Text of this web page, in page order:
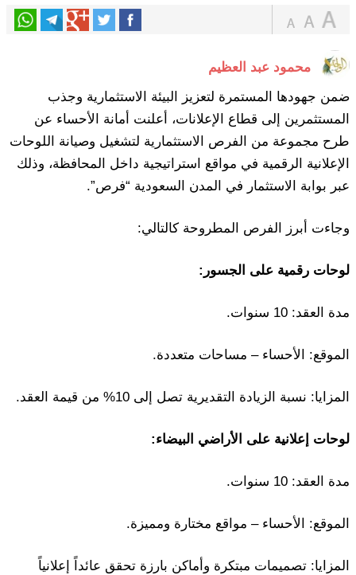
محمود عبد العظيم
ضمن جهودها المستمرة لتعزيز البيئة الاستثمارية وجذب
المستثمرين إلى قطاع الإعلانات، أعلنت أمانة الأحساء عن
طرح مجموعة من الفرص الاستثمارية لتشغيل وصيانة اللوحات
الإعلانية الرقمية في مواقع استراتيجية داخل المحافظة، وذلك
عبر بوابة الاستثمار في المدن السعودية “فرص”.
وجاءت أبرز الفرص المطروحة كالتالي:
لوحات رقمية على الجسور:
مدة العقد: 10 سنوات.
الموقع: الأحساء – مساحات متعددة.
المزايا: نسبة الزيادة التقديرية تصل إلى 10% من قيمة العقد.
لوحات إعلانية على الأراضي البيضاء:
مدة العقد: 10 سنوات.
الموقع: الأحساء – مواقع مختارة ومميزة.
المزايا: تصميمات مبتكرة وأماكن بارزة تحقق عائداً إعلانياً